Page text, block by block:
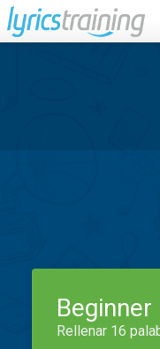
Beginner
Rellenar 16